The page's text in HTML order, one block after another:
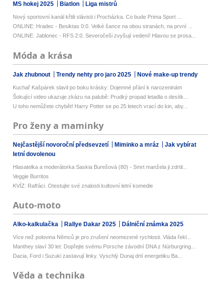
MS hokej 2025 Biatlon Liga mistrů
Nový sportovní kanál křtili slávisti i Procházka. Co bude Prima Sport ...
ONLINE: Hradec - Besiktas 0:0. Velké šance na obou stranách, na první ...
ONLINE: Jablonec - RFS 2:0. Severočeši zvyšují vedení! Hlavou se prosa...
Móda a krása
Jak zhubnout Trendy nehty pro jaro 2025 Nové make-up trendy
Kuchař Kašpárek slavil po boku krásky: Dojemné přání k narozeninám
Šokující video ukazuje zkázu na palubě: Prudký propad letadla o desítk...
U toho nemůžete chybět! Harry Potter se po 25 letech vrací do kin, aby...
Pro ženy a maminky
Nejčastější novoroční předsevzetí Miminko a mráz
Jak vybírat
letní dovolenou
Hlasatelka a moderátorka Saskia Burešová (80) - Smrt manžela ji zdrtil...
Veggie Burritos
KVÍZ: Rafťáci. Otestujte své znalosti kultovní letní komedie
Auto-moto
Alko-kalkulačka Rallye Dakar 2025 Dálniční známka 2025
Více než polovina Němců je pro zrušení neomezené rychlosti. Vláda řekl...
Manthey slaví 30 let: Dopřejte svému Porsche závodní DNA z Nürburgring...
Dacia, Ford i Suzuki zastavují linky. Vyschlý Dunaj drtí energetiku Ba...
Věda a technika